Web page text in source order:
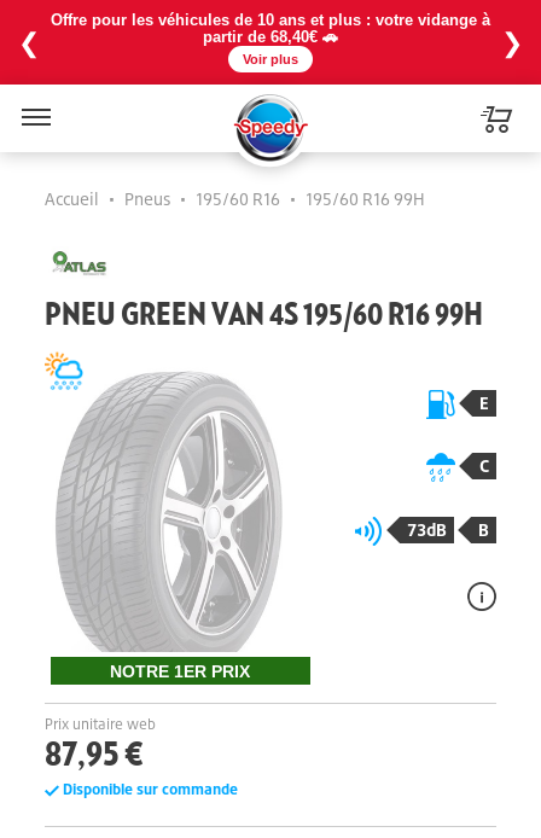
❮
Offre pour les véhicules de 10 ans et plus : votre vidange à
partir de 68,40€ 🚗
Voir plus
❯
Accueil • Pneus • 195/60 R16 • 195/60 R16 99H
PNEU GREEN VAN 4S 195/60 R16 99H
NOTRE 1ER PRIX
E
C
73dB B
Prix unitaire web
87,95 €
Disponible sur commande